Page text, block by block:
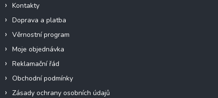
Kontakty
Doprava a platba
Věrnostní program
Moje objednávka
Reklamační řád
Obchodní podmínky
Zásady ochrany osobních údajů